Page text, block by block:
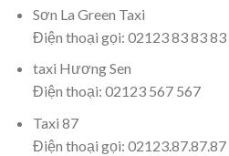
Sơn La Green Taxi
Điện thoại gọi: 02123 83 83 83
taxi Hương Sen
Điện thoại: 02123 567 567
Taxi 87
Điện thoại gọi: 02123.87.87.87